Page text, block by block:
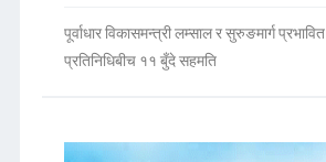
पूर्वाधार विकासमन्त्री लम्साल र सुरुङमार्ग
प्रतिनिधिबीच ११ बुँदे सहमति